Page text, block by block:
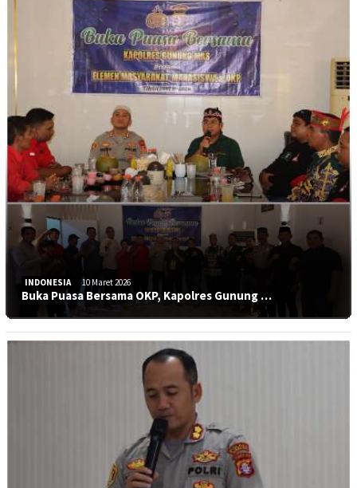
INDONESIA 10 Maret 2026
Buka Puasa Bersama OKP, Kapolres Gunung …